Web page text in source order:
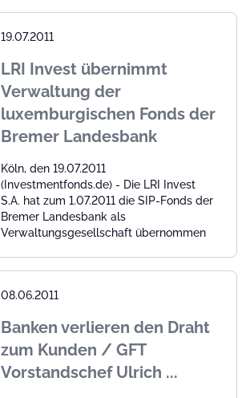
19.07.2011
LRI Invest übernimmt
Verwaltung der
luxemburgischen Fonds der
Bremer Landesbank
Köln, den 19.07.2011
(Investmentfonds.de) - Die LRI Invest
S.A. hat zum 1.07.2011 die SIP-Fonds der
Bremer Landesbank als
Verwaltungsgesellschaft übernommen
08.06.2011
Banken verlieren den Draht
zum Kunden / GFT
Vorstandschef Ulrich ...